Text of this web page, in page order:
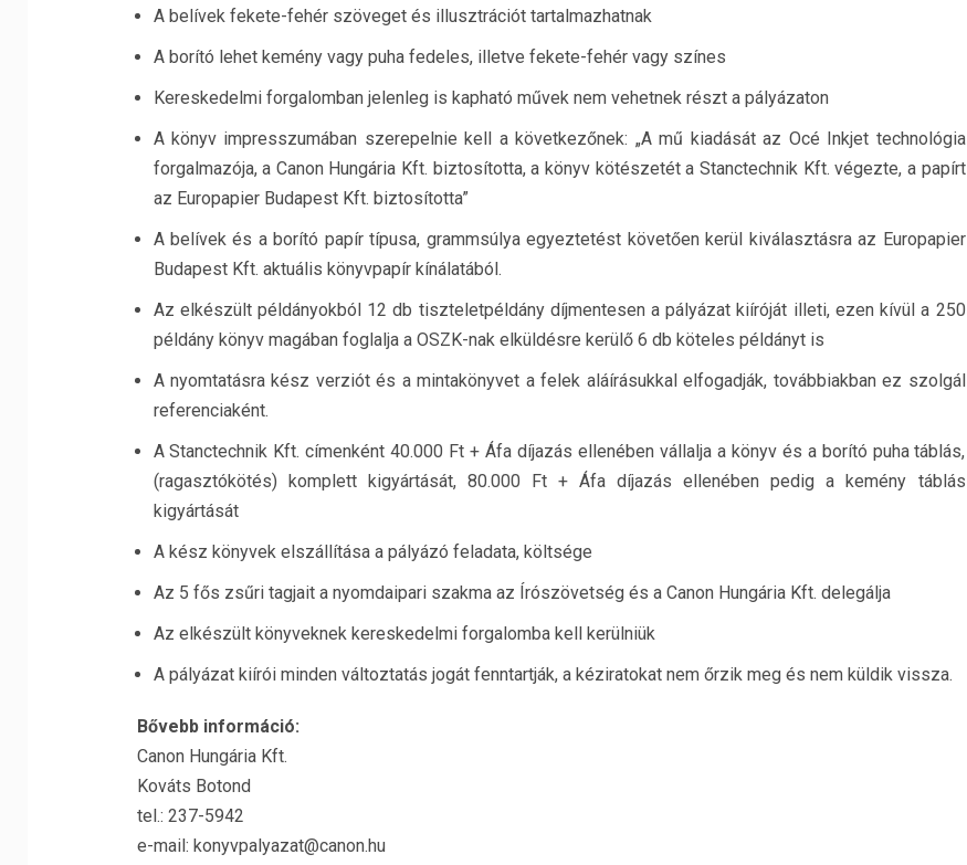
A belívek fekete-fehér szöveget és illusztrációt tartalmazhatnak
A borító lehet kemény vagy puha fedeles, illetve fekete-fehér vagy színes
Kereskedelmi forgalomban jelenleg is kapható művek nem vehetnek részt a pályázaton
A könyv impresszumában szerepelnie kell a következőnek: „A mű kiadását az Océ Inkjet technológia
forgalmazója, a Canon Hungária Kft. biztosította, a könyv kötészetét a Stanctechnik Kft. végezte, a papírt
az Europapier Budapest Kft. biztosította”
A belívek és a borító papír típusa, grammsúlya egyeztetést követően kerül kiválasztásra az Europapier
Budapest Kft. aktuális könyvpapír kínálatából.
Az elkészült példányokból 12 db tiszteletpéldány díjmentesen a pályázat kiíróját illeti, ezen kívül a 250
példány könyv magában foglalja a OSZK-nak elküldésre kerülő 6 db köteles példányt is
A nyomtatásra kész verziót és a mintakönyvet a felek aláírásukkal elfogadják, továbbiakban ez szolgál
referenciaként.
A Stanctechnik Kft. címenként 40.000 Ft + Áfa díjazás ellenében vállalja a könyv és a borító puha táblás,
(ragasztókötés) komplett kigyártását, 80.000 Ft + Áfa díjazás ellenében pedig a kemény táblás
kigyártását
A kész könyvek elszállítása a pályázó feladata, költsége
Az 5 fős zsűri tagjait a nyomdaipari szakma az Írószövetség és a Canon Hungária Kft. delegálja
Az elkészült könyveknek kereskedelmi forgalomba kell kerülniük
A pályázat kiírói minden változtatás jogát fenntartják, a kéziratokat nem őrzik meg és nem küldik vissza.
Bővebb információ:
Canon Hungária Kft.
Kováts Botond
tel.: 237-5942
e-mail: konyvpalyazat@canon.hu